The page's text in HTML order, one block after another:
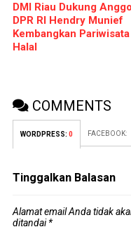
DMI Riau Dukung
DPR RI Hendry Munief
Kembangkan Pariwisata
Halal
COMMENTS
WORDPRESS: 0 FACEBOOK:
Tinggalkan Balasan
Alamat email Anda tidak
ditandai*